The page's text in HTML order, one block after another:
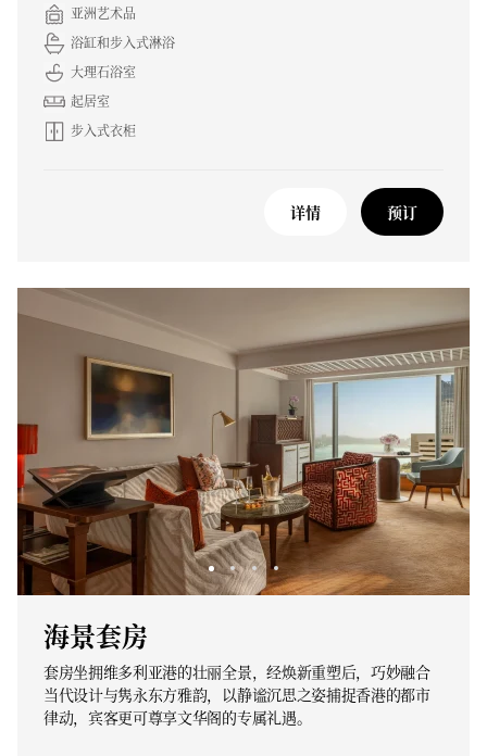
亚洲艺术品
浴缸和步入式淋浴
大理石浴室
起居室
步入式衣柜
详情 预订
海景套房
套房坐拥维多利亚港的壮丽全景，经焕新重塑后，巧妙融合
当代设计与隽永东方雅韵，以静谧沉思之姿捕捉香港的都市
律动，宾客更可尊享文华阁的专属礼遇。